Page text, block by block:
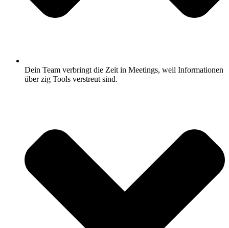
Dein Team verbringt die Zeit in Meetings, weil Informationen
über zig Tools verstreut sind.